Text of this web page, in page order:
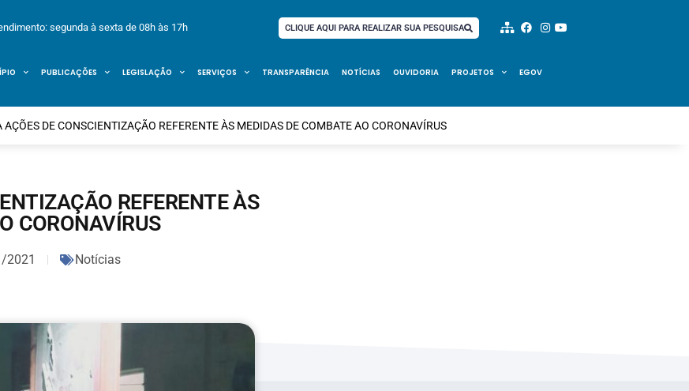
segunda à sexta de 08h às 17h CLIQUE AQUI PARA REALIZAR SUA PESQUISA
PUBLICAÇÕES LEGISLAÇÃO SERVIÇOS TRANSPARÊNCIA NOTÍCIAS OUVIDORIA PROJETOS EGOV
AÇÕES DE CONSCIENTIZAÇÃO REFERENTE ÀS MEDIDAS DE COMBATE AO CORONAVÍRUS
REFERENTE ÀS
CORONAVÍRUS
2021 Notícias